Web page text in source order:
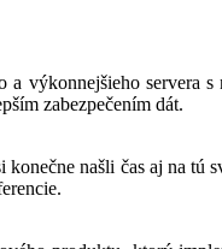
výkonnejšieho servera
zabezpečením dát.
konečne našli čas aj na